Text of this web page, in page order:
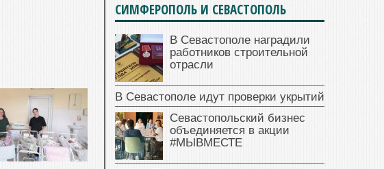
СИМФЕРОПОЛЬ И СЕВАСТОПОЛЬ
В Севастополе наградили
работников строительной
отрасли
В Севастополе идут проверки укрытий
Севастопольский бизнес
объединяется в акции
#МЫВМЕСТЕ